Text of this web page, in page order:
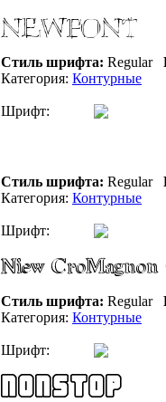
Стиль шрифта: Regular
Категория: Контурные
Шрифт:
Стиль шрифта: Regular
Категория: Контурные
Шрифт:
Стиль шрифта: Regular
Категория: Контурные
Шрифт: